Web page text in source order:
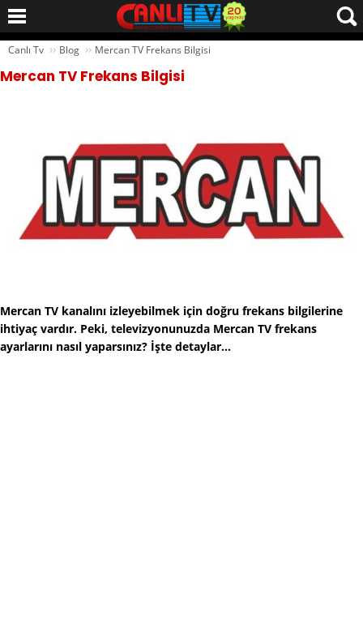
Canlı Tv ›› Blog ›› Mercan TV Frekans Bilgisi
Mercan TV Frekans Bilgisi
Mercan TV kanalını izleyebilmek için doğru frekans bilgilerine
ihtiyaç vardır. Peki, televizyonunuzda Mercan TV frekans
ayarlarını nasıl yaparsınız? İşte detaylar...